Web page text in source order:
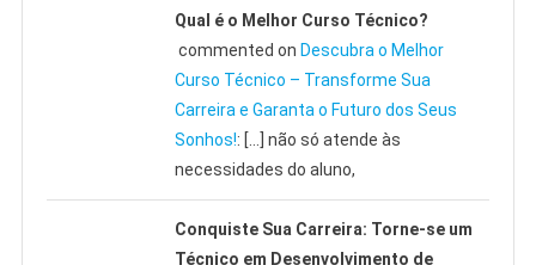
Qual é o Melhor Curso Técnico?
commented on Descubra o Melhor
Curso Técnico – Transforme Sua
Carreira e Garanta o Futuro dos Seus
Sonhos!: […] não só atende às
necessidades do aluno,
Conquiste Sua Carreira: Torne-se um
Técnico em Desenvolvimento de